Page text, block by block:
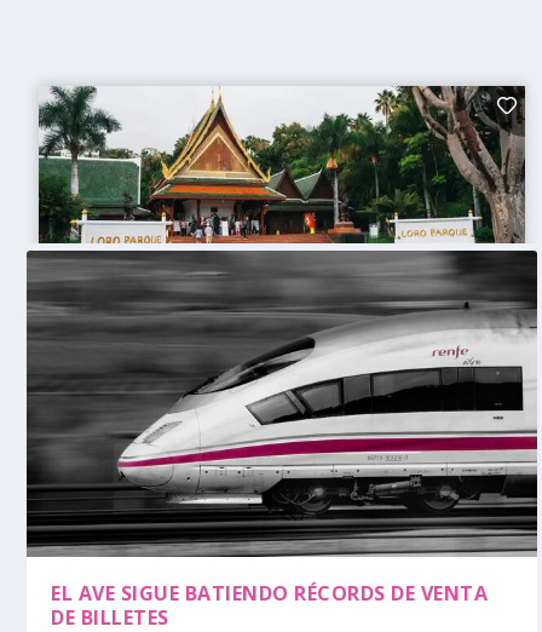
EL AVE SIGUE BATIENDO RÉCORDS DE VENTA
DE BILLETES